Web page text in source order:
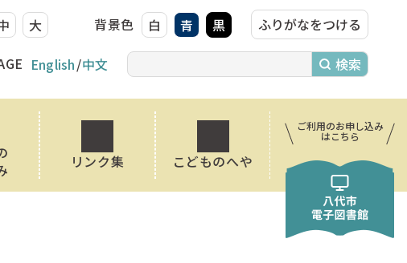
大 背景色 白 青 黒 ふりがなをつける
English 中文
ご利用のお申し込み
はこちら
リンク集 こどものへや